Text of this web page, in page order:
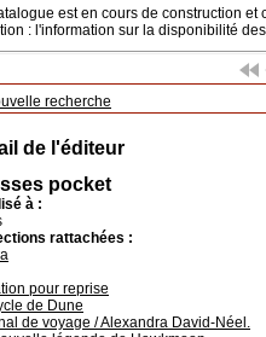
est en cours de construction
: l'information sur la disponibilité
recherche
de l'éditeur
pocket
à :
rattachées :
pour reprise
de Dune
de voyage / Alexandra David-Néel.